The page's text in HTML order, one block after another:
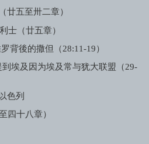
廿五至卅二章）
士（廿五章）
背後的撒但（28:11-19）
到埃及因为埃及常与犹大联盟（29-
色列
四十八章）